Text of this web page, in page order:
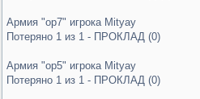
Армия "op7" игрока Mityay
Потеряно 1 из 1 - ПРОКЛАД (0)
Армия "op5" игрока Mityay
Потеряно 1 из 1 - ПРОКЛАД (0)